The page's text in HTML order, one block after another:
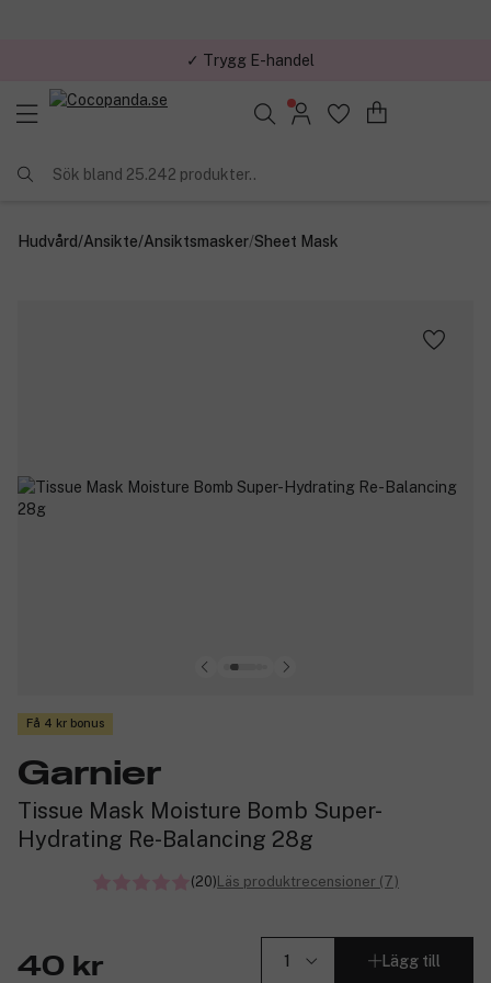
✓ Trygg E-handel
Sök bland 25.242 produkter..
Hudvård/Ansikte/Ansiktsmasker/Sheet Mask
Få 4 kr bonus
Garnier
Tissue Mask Moisture Bomb Super-
Hydrating Re-Balancing 28g
(20)Läs produktrecensioner (7)
40 kr Lägg till